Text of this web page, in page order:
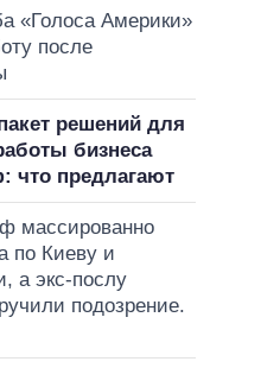
«Голоса Америки»
после
решений для
бизнеса
что предлагают
массированно
по Киеву и
а экс-послу
подозрение.